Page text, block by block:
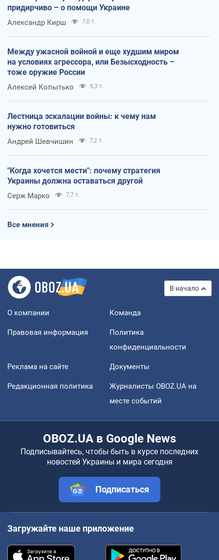
придирчиво – о помощи Украине
Александр Кирш 7,0 т.
Между ужасной войной и еще худшим миром
на условиях агрессора, или Безысходность –
тоже оружие России
Алексей Копытько 6,3 т.
Лестница эскалации войны: к чему нам
нужно готовиться
Андрей Шевчишин 7,2 т.
"Когда хочется мести": почему стратегия
Украины должна оставаться другой
Серж Марко 7,7 т.
Все мнения
В начало
О компании Команда
Правовая информация
Политика
конфиденциальности
Реклама на сайте Документы
Редакционная политика
Журналисты OBOZ.UA на
месте событий
OBOZ.UA в Google News
Подписывайтесь, чтобы быть в курсе последних
новостей Украины и мира сегодня
Подписаться
Загружайте наше приложение